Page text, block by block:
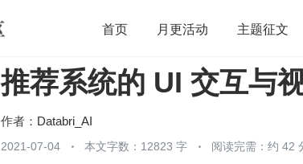
首页 月更活动 主题征文
开源 架构 OpenHarmony 算法
推荐系统的 UI 交互与
作者： Databri_AI
2021-07-04 本文字数：12823 字 阅读完需：约 42